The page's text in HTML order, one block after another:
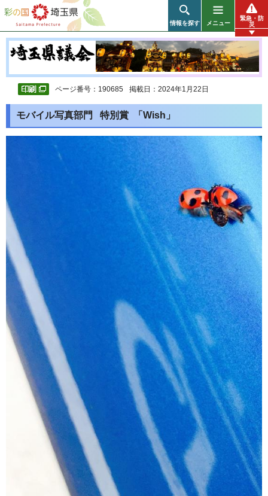
彩の国 埼玉県
情報を探す メニュー
緊急・防
災
ページ番号：190685 掲載日：2024年1月22日
モバイル写真部門 特別賞 「Wish」